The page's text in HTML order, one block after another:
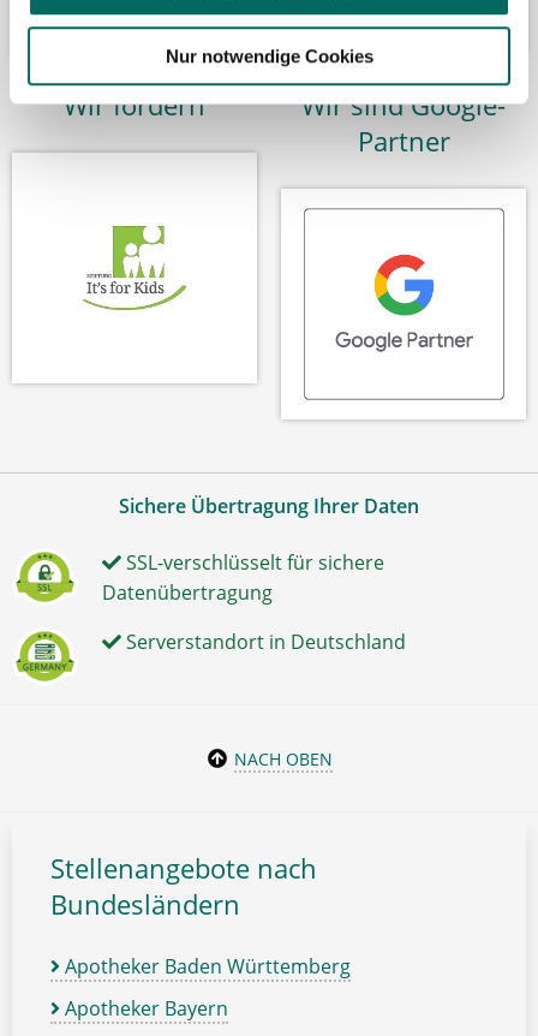
Nur notwendige Cookies
Wir fördern
Wir sind Google-
Partner
Sichere Übertragung Ihrer Daten
SSL-verschlüsselt für sichere
Datenübertragung
Serverstandort in Deutschland
NACH OBEN
Stellenangebote nach
Bundesländern
Apotheker Baden Württemberg
Apotheker Bayern